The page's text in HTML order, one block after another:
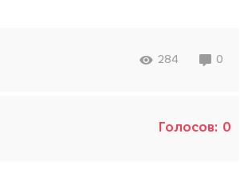
284 0
Голосов: 0